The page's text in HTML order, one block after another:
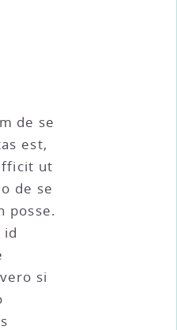
de se
est,
ut
de se
posse.
id
si